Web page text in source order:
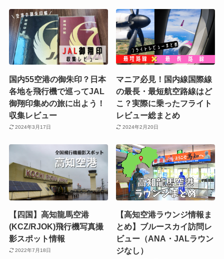
国内55空港の御朱印？日本
各地を飛行機で巡ってJAL
御翔印集めの旅に出よう！
収集レビュー
2024年3月17日
マニア必見！国内線国際線
の最長・最短航空路線はど
こ？実際に乗ったフライト
レビュー総まとめ
2024年2月20日
【四国】高知龍馬空港
(KCZ/RJOK)飛行機写真撮
影スポット情報
2022年7月18日
【高知空港ラウンジ情報ま
とめ】ブルースカイ訪問レ
ビュー（ANA・JALラウン
ジなし）